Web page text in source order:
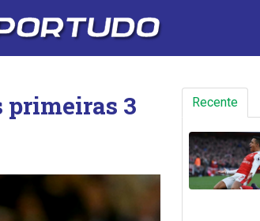
primeiras 3
Recente